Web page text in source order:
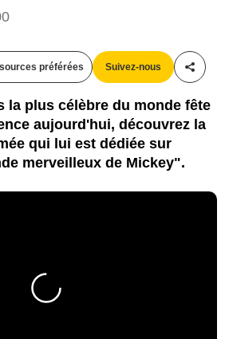
préférées Suivez-nous
la plus célèbre du monde fête
aujourd'hui, découvrez la
qui lui est dédiée sur
merveilleux de Mickey".